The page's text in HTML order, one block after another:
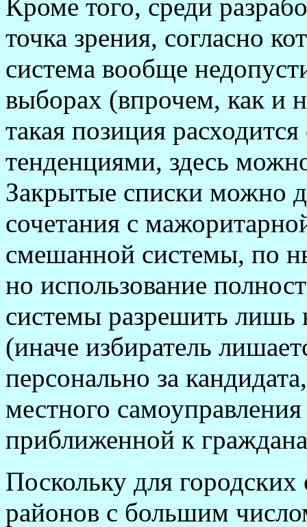
Кроме того, среди
точка зрения, согласно
система вообще
выборах (впрочем, как и
такая позиция
тенденциями, здесь
Закрытые списки можно
сочетания с
смешанной системы, по
но использование
системы разрешить лишь
(иначе избиратель
персонально за
местного
приближенной к
Поскольку для
районов с большим